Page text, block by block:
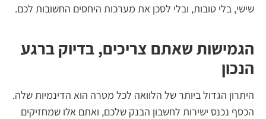
בלי טובות, ובלי לסכן את מערכות היחסים החשובות לכם.
שאתם צריכים, בדיוק ברגע
הגדול ביותר של הלוואה לכל מטרה הוא הדינמיות שלה.
נכנס ישירות לחשבון הבנק שלכם, ואתם אלו שמחזיקים